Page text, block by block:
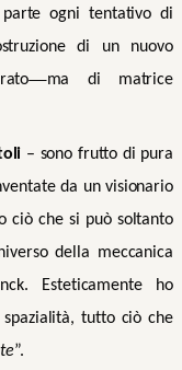
ogni tentativo di
di un nuovo
ma di matrice
– sono frutto di pura
da un visionario
ciò che si può soltanto
della meccanica
Esteticamente ho
tutto ciò che
”.